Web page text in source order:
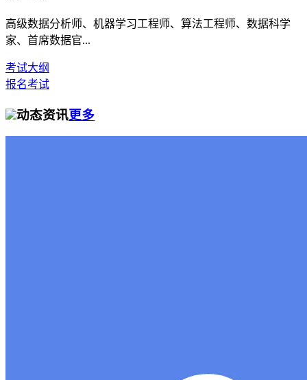
高级数据分析师、机器学习工程师、算法工程师、数据科学
家、首席数据官...
考试大纲
报名考试
动态资讯更多